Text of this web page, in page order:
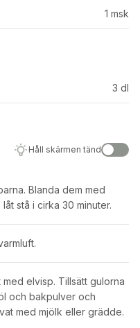
1 msk
3 dl
Håll skärmen tänd
Blanda dem med
stå i cirka 30 minuter.
elvisp. Tillsätt gulorna
och bakpulver och
med mjölk eller grädde.